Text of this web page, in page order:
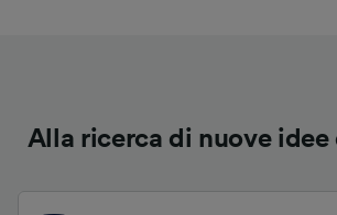
Alla ricerca di nuove